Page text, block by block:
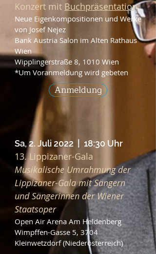
Konzert mit Buchpräsentation
Neue Eigenkompositionen und Werke
von Josef Nejez
Bank Austria Salon im Alten Rathaus
Wien
Wipplingerstraße 8, 1010 Wien
*Um Voranmeldung wird gebeten
Sa, 2. Juli 2022 | 18:30 Uhr
13. Lippizaner-Gala
Musikalische Umrahmung der
Lippizaner-Gala mit Sängern
und Sängerinnen der Wiener
Staatsoper
Open Air Arena Am Heldenberg
Wimpffen-Gasse 5, 3704
Kleinwetzdorf (Niederösterreich)
Anmeldung